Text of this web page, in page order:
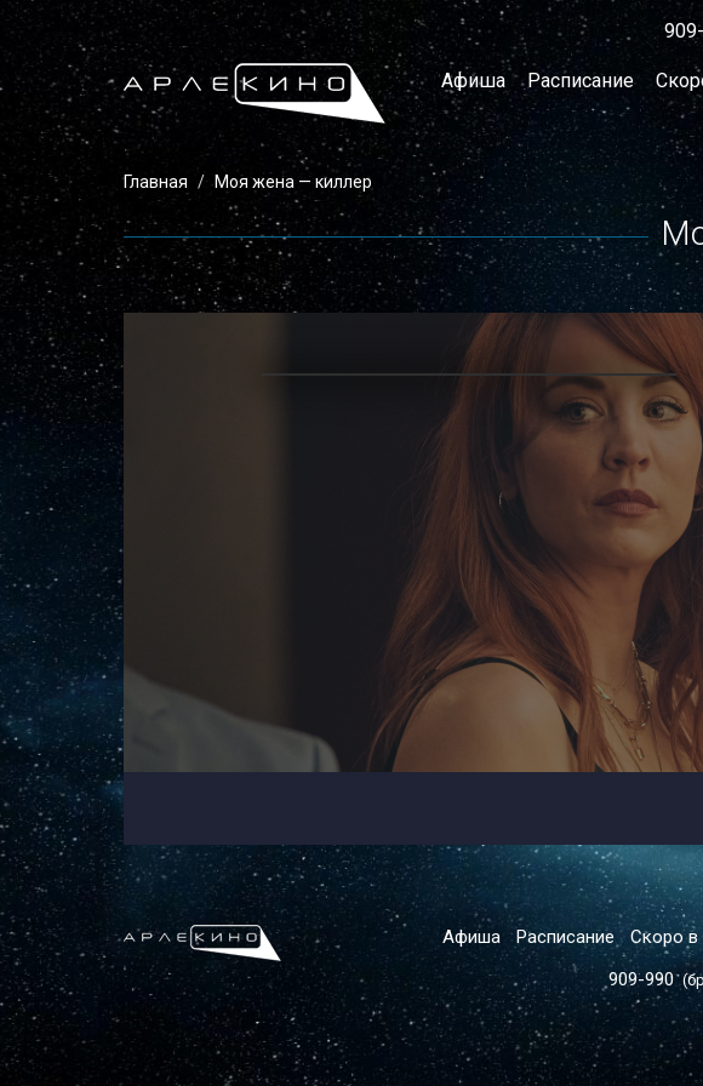
Афиша Расписание
Главная Моя жена — киллер
Афиша Расписание Скоро в
909-990